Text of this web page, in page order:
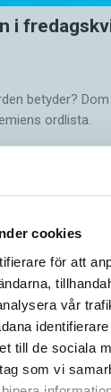
cookies
för att
vår
till de sociala
som vi
i
betyder?
ordlista.